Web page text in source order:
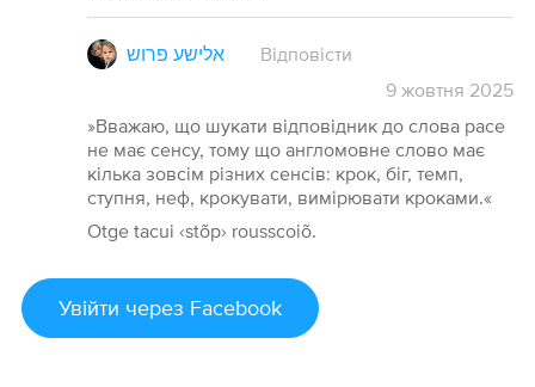
אלישע פרוש
Відповісти
9жовтня 2025
»Вважаю, що шукати відповідник до слова pace
не має сенсу, тому що англомовне слово має
кілька зовсім різних сенсів: крок, біг, темп,
ступня, неф, крокувати, вимірювати кроками.«
Otge tacui ‹stõp› rousscoiõ.
Увійти через Facebook